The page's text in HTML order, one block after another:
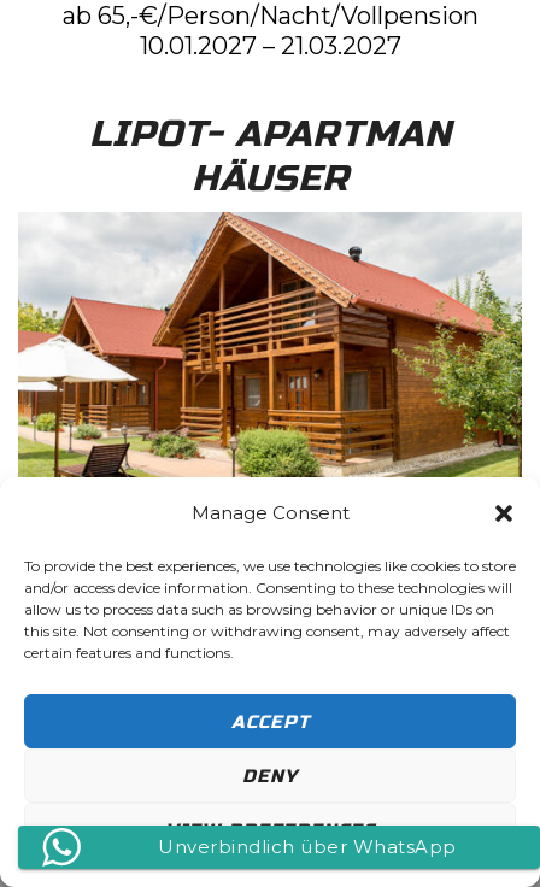
Manage Consent
To provide the best experiences, we use technologies like cookies to store
and/or access device information. Consenting to these technologies will
allow us to process data such as browsing behavior or unique IDs on
this site. Not consenting or withdrawing consent, may adversely affect
certain features and functions.
ACCEPT
DENY
VIEW PREFERENCES
ab 65,-€/Person/Nacht/Vollpension
10.01.2027 – 21.03.2027
LIPOT- APARTMAN
HÄUSER
ab 79,-€/Person/Nacht/All inklusive
10.01.2027 – 21.03.2027
Unverbindlich über WhatsApp